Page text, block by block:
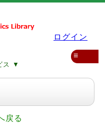
ログイン
ス ▼
≡
戻る